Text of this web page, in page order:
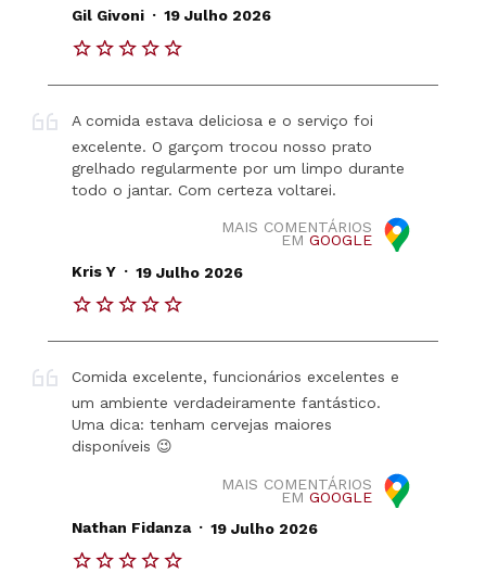
Gil Givoni . 19 Julho 2026
A comida estava deliciosa e o serviço foi
excelente. O garçom trocou nosso prato
grelhado regularmente por um limpo durante
todo o jantar. Com certeza voltarei.
MAIS COMENTÁRIOS
EM GOOGLE
Kris Y . 19 Julho 2026
Comida excelente, funcionários excelentes e
um ambiente verdadeiramente fantástico.
Uma dica: tenham cervejas maiores
disponíveis 😉
MAIS COMENTÁRIOS
EM GOOGLE
Nathan Fidanza . 19 Julho 2026